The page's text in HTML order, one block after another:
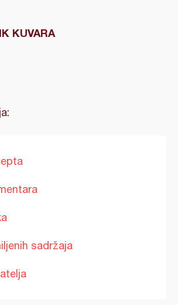
KUVARA
sadržaja